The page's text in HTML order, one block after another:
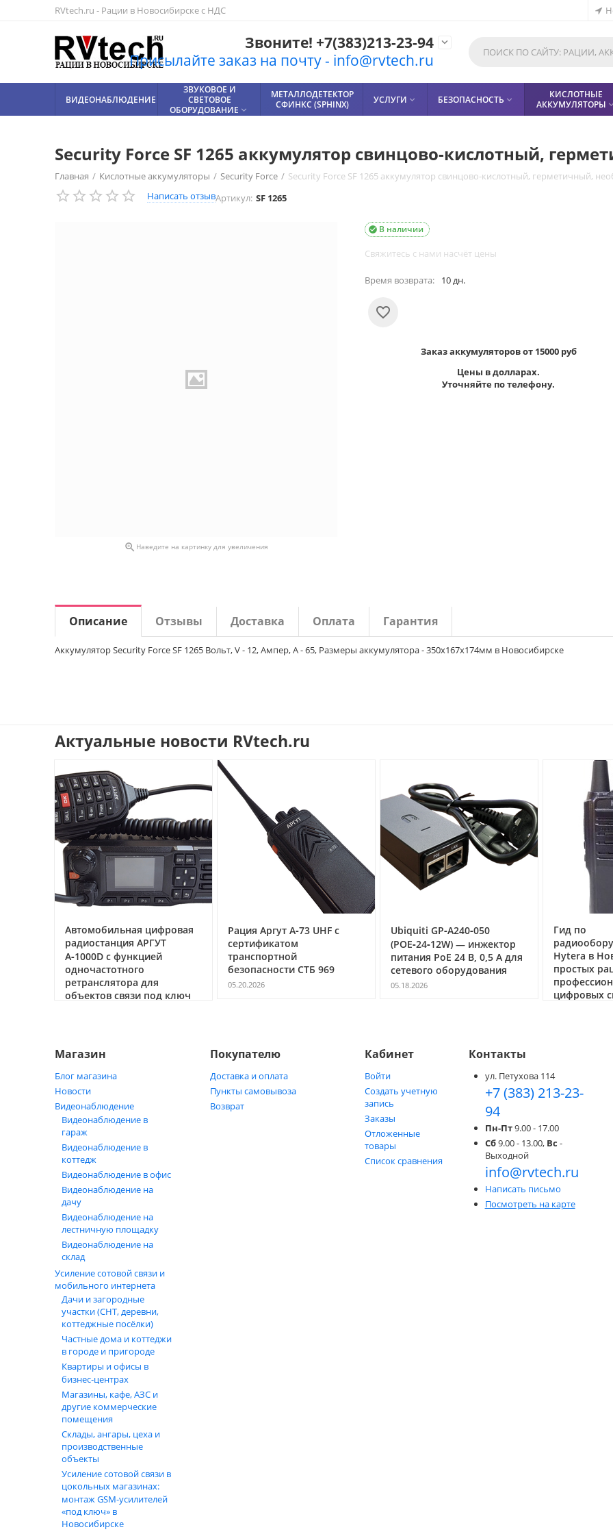
RVtech.ru - Рации в Новосибирске с НДС
Звоните! +7(383)213-23-94
Присылайте заказ на почту - info@rvtech.ru

ВСЕ
ТОВАРЫ
РАЦИИ,
РАДИОСТАНЦИИ
АККУМУЛЯТОРЫ
ДЛЯ РАЦИЙ
ЛИТИЕВЫЕ
АККУМУЛЯТОРЫ
СОТОВОЙ
ВИДЕОНАБЛЮДЕНИЕ
ЗВУКОВОЕ И
СВЕТОВОЕ
ОБОРУДОВАНИЕ 
МЕТАЛЛОДЕТЕКТОР
СФИНКС (SPHINX)
УСЛУГИ  БЕЗОПАСНОСТЬ 
КИСЛОТНЫЕ
АККУМУЛЯТОРЫ
Security Force SF 1265 аккумулятор свинцово-кислотный,
Главная / Кислотные аккумуляторы / Security Force / Security Force SF 1265 аккумулятор свинцово-кислотный, герметичный,
Написать отзывАртикул: SF 1265
 Наведите на картинку для увеличения
В наличии

Свяжитесь с нами насчёт цены
Время возврата: 10 дн.
Заказ аккумуляторов от 15000 руб
Цены в долларах.
Уточняйте по телефону.
Описание Отзывы Доставка Оплата Гарантия
Аккумулятор Security Force SF 1265 Вольт, V - 12, Ампер, A - 65, Размеры аккумулятора - 350х167х174мм в Новосибирске
Актуальные новости RVtech.ru
Рация Аргут А‑73 UHF с
сертификатом
транспортной
безопасности СТБ 969
05.20.2026
Ubiquiti GP‑A240‑050
(POE‑24‑12W) — инжектор
питания PoE 24 В, 0,5 А для
сетевого оборудования
05.18.2026
Гид по
радиооборудованию
Hytera в Новосибирске: от
простых раций до
профессиональных
Рация
речная
связи на
04.03.2026
Магазин
Блог магазина
Новости
Видеонаблюдение
Видеонаблюдение в
гараж
Видеонаблюдение в
коттедж
Видеонаблюдение в офис
Видеонаблюдение на
дачу
Видеонаблюдение на
лестничную площадку
Видеонаблюдение на
склад
Усиление сотовой связи и
мобильного интернета
Дачи и загородные
участки (СНТ, деревни,
коттеджные посёлки)
Частные дома и коттеджи
в городе и пригороде
Квартиры и офисы в
бизнес‑центрах
Магазины, кафе, АЗС и
другие коммерческие
помещения
Склады, ангары, цеха и
производственные
объекты
Усиление сотовой связи в
цокольных магазинах:
монтаж GSM‑усилителей
«под ключ» в
Новосибирске
Покупателю
Доставка и оплата
Пункты самовывоза
Возврат
Кабинет
Войти
Создать учетную
запись
Заказы
Отложенные
товары
Список сравнения
Контакты
ул. Петухова 114
+7 (383) 213-23-
94
Пн-Пт9.00 - 17.00
Сб9.00 - 13.00, Вс -
Выходной
info@rvtech.ru
Написать письмо
Посмотреть на карте